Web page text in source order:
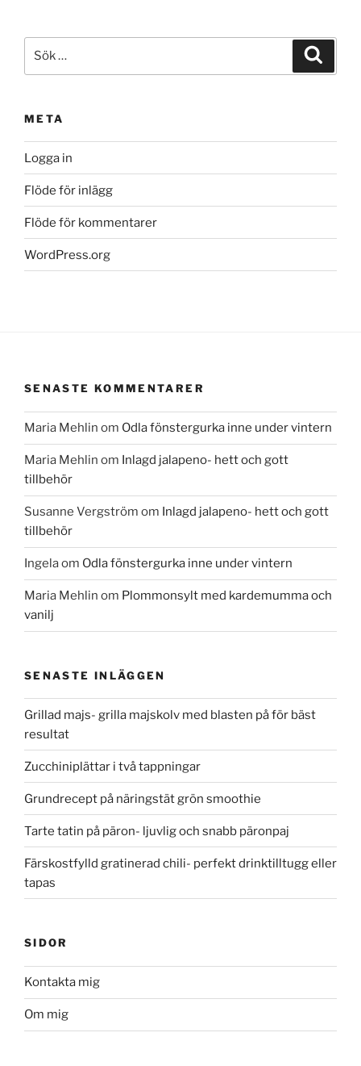
efter:
META
Logga in
Flöde för inlägg
Flöde för kommentarer
WordPress.org
SENASTE KOMMENTARER
Maria Mehlin om Odla fönstergurka inne under vintern
Maria Mehlin om Inlagd jalapeno- hett och gott
tillbehör
Susanne Vergström om Inlagd jalapeno- hett och gott
tillbehör
Ingelaom Odla fönstergurka inne under vintern
Maria Mehlin om Plommonsylt med kardemumma och
vanilj
SENASTE INLÄGGEN
Grillad majs- grilla majskolv med blasten på för bäst
resultat
Zucchiniplättar i två tappningar
Grundrecept på näringstät grön smoothie
Tarte tatin på päron- ljuvlig och snabb päronpaj
Färskostfylld gratinerad chili- perfekt drinktilltugg eller
tapas
SIDOR
Kontakta mig
Om mig